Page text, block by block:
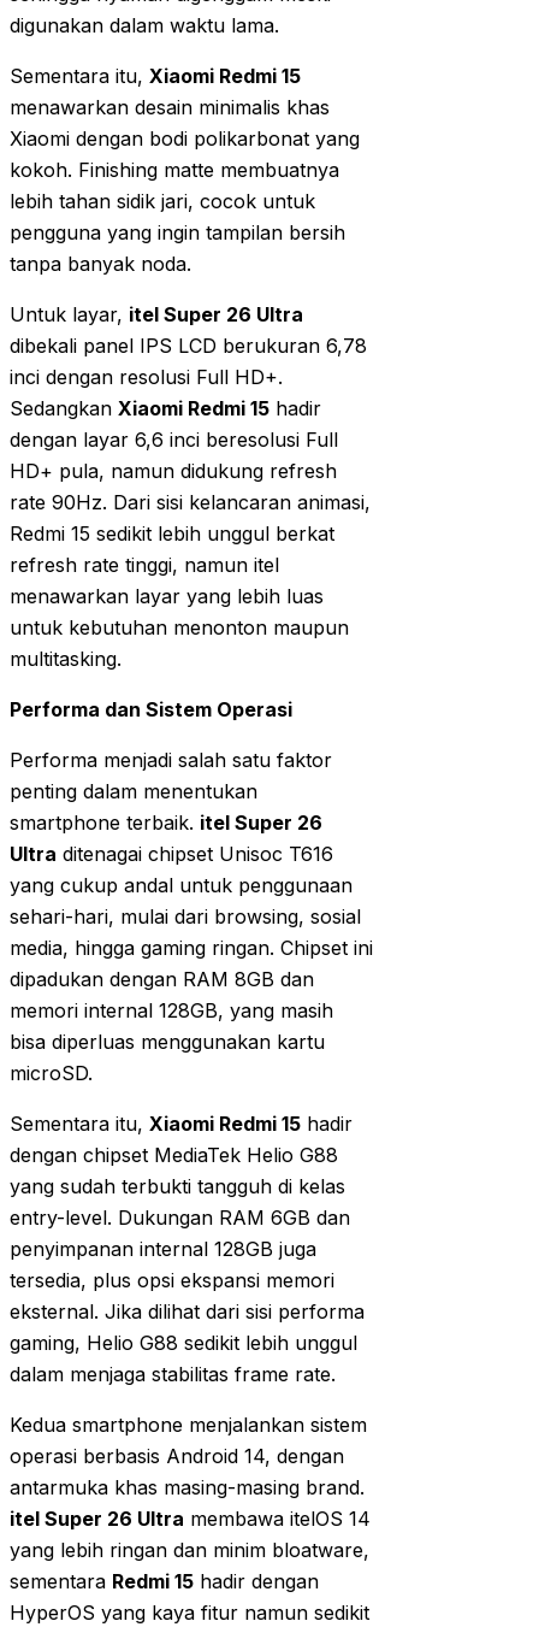
digunakan dalam waktu lama.
Sementara itu, Xiaomi Redmi 15
menawarkan desain minimalis khas
Xiaomi dengan bodi polikarbonat yang
kokoh. Finishing matte membuatnya
lebih tahan sidik jari, cocok untuk
pengguna yang ingin tampilan bersih
tanpa banyak noda.
Untuk layar, itel Super 26 Ultra
dibekali panel IPS LCD berukuran 6,78
inci dengan resolusi Full HD+.
Sedangkan Xiaomi Redmi 15 hadir
dengan layar 6,6 inci beresolusi Full
HD+ pula, namun didukung refresh
rate 90Hz. Dari sisi kelancaran animasi,
Redmi 15 sedikit lebih unggul berkat
refresh rate tinggi, namun itel
menawarkan layar yang lebih luas
untuk kebutuhan menonton maupun
multitasking.
Performa dan Sistem Operasi
Performa menjadi salah satu faktor
penting dalam menentukan
smartphone terbaik. itel Super 26
Ultra ditenagai chipset Unisoc T616
yang cukup andal untuk penggunaan
sehari-hari, mulai dari browsing, sosial
media, hingga gaming ringan. Chipset ini
dipadukan dengan RAM 8GB dan
memori internal 128GB, yang masih
bisa diperluas menggunakan kartu
microSD.
Sementara itu, Xiaomi Redmi 15 hadir
dengan chipset MediaTek Helio G88
yang sudah terbukti tangguh di kelas
entry-level. Dukungan RAM 6GB dan
penyimpanan internal 128GB juga
tersedia, plus opsi ekspansi memori
eksternal. Jika dilihat dari sisi performa
gaming, Helio G88 sedikit lebih unggul
dalam menjaga stabilitas frame rate.
Kedua smartphone menjalankan sistem
operasi berbasis Android 14, dengan
antarmuka khas masing-masing brand.
itel Super 26 Ultra membawa itelOS 14
yang lebih ringan dan minim bloatware,
sementara Redmi 15 hadir dengan
HyperOS yang kaya fitur namun sedikit